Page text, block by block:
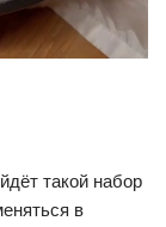
такой набор
в